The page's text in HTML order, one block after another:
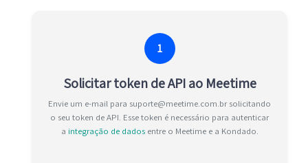
1
Solicitar token de API ao Meetime
Envie um e-mail para suporte@meetime.com.br solicitando
o seu token de API. Esse token é necessário para autenticar
a integração de dadosentre o Meetime e a Kondado.